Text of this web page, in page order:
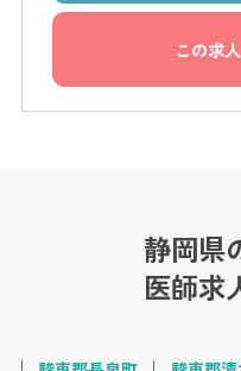
この求
静岡県
医師求